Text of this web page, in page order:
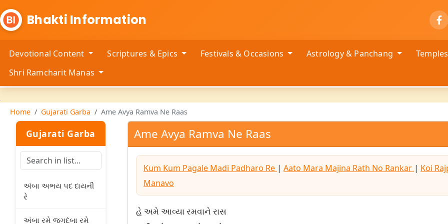
Bhakti Information
Devotional Content Scriptures & Epics Festivals & Occasions Astrology & Panchang Temples
Shri Ramcharit Manas
Home Gujarati Garba Ame Avya Ramva Ne Raas
Gujarati Garba
અંબા અભય પદ દાયની
રે
અંબા રમે જગદંબા રમે
Ame Avya Ramva Ne Raas
Kum Kum Pagale Madi Padharo Re |Aato Mara Majina Rath No Rankar | Koi
Manavo
હે અમે આવ્યા રમવાને રાસ